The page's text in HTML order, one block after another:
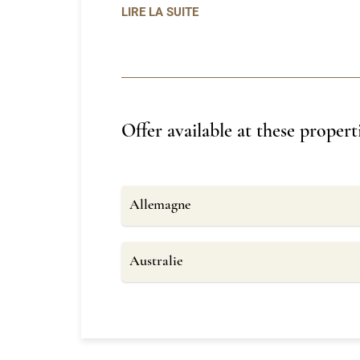
LIRE LA SUITE
Offer available at these
Allemagne
Australie